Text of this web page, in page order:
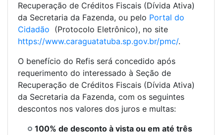
Recuperação de Créditos Fiscais (Dívida Ativa)
da Secretaria da Fazenda, ou pelo Portal do
Cidadão (Protocolo Eletrônico), no site
https://www.caraguatatuba.sp.gov.br/pmc/.
O benefício do Refis será concedido após
requerimento do interessado à Seção de
Recuperação de Créditos Fiscais (Dívida Ativa)
da Secretaria da Fazenda, com os seguintes
descontos nos valores dos juros e multas:
100% de desconto à vista ou em até três